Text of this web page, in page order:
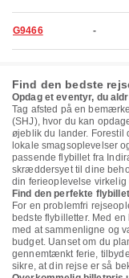
G9466 -
Find den bedste
Opdag et eventyr, du
Tag afsted på en
(SHJ), hvor du kan
øjeblik du lander. Forestil
lokale smagsoplevelser
passende flybillet fra
skræddersyet til dine
din ferieoplevelse virkelig
Find den perfekte
For en problemfri
bedste flybilletter. Med
med at sammenligne og
budget. Uanset om du
gennemtænkt ferie,
sikre, at din rejse er så